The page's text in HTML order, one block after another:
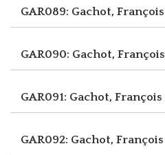
GAR089: Gachot, François
GAR090: Gachot, François
GAR091: Gachot, François
GAR092: Gachot, François